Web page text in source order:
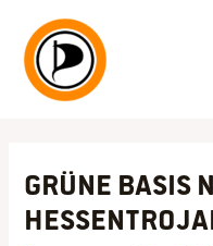
Inhalt
springen
Grüne Basis